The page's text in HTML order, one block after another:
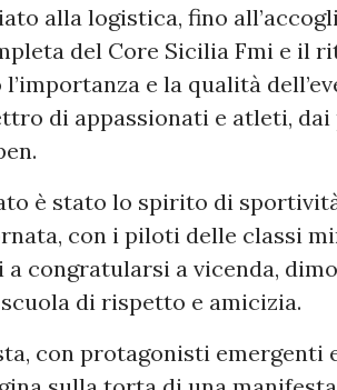
alla logistica, fino
del Core Sicilia Fmi e il
e la qualità
di appassionati e atleti,
è stato lo spirito di
con i piloti delle classi
a congratularsi a vicenda,
di rispetto e amicizia.
con protagonisti emergenti